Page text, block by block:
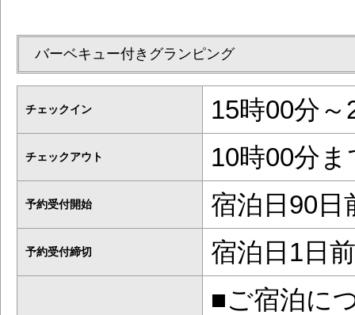
バーベキュー付きグランピング
チェックイン 15時00分～
チェックアウト 10時00分ま
予約受付開始 宿泊日90日
予約受付締切
宿泊日1日
■ご宿泊に